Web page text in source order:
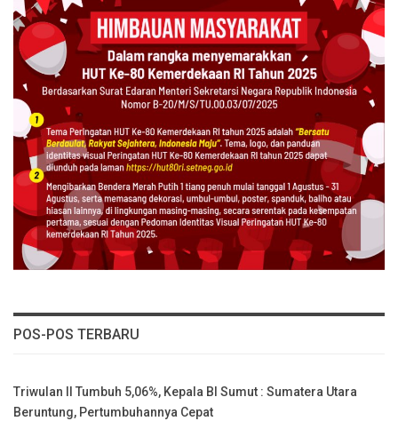
POS-POS TERBARU
Triwulan II Tumbuh 5,06%, Kepala BI Sumut : Sumatera Utara
Beruntung, Pertumbuhannya Cepat